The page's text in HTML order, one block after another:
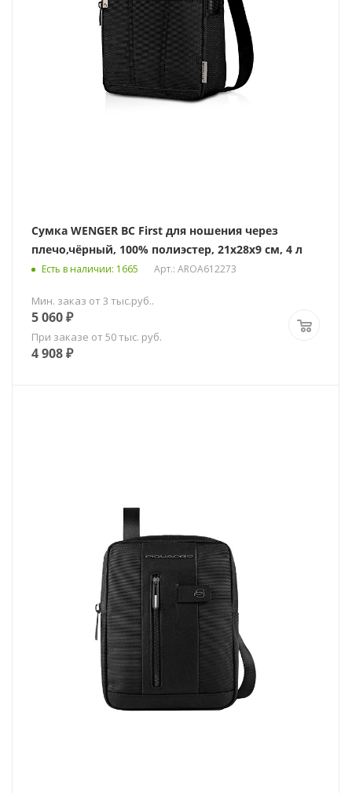
Сумка WENGER BC First для ношения через
плечо,чёрный, 100% полиэстер, 21х28х9 см, 4 л
Есть в наличии: 1665 Арт.: AROA612273
Мин. заказ от 3 тыс.руб..
5 060₽
При заказе от 50 тыс. руб.
4 908₽